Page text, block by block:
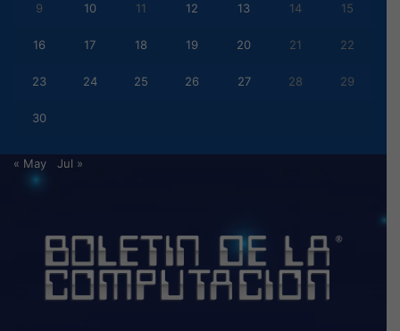
9 10 11 12 13 14 15
16 17 18 19 20 21 22
23 24 25 26 27 28 29
30
« May Jul »